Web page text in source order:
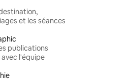
et les séances
publications
l'équipe